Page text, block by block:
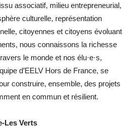
associatif, milieu entrepreneurial,
culturelle, représentation
citoyennes et citoyens évoluant
nous connaissons la richesse
le monde et nos élu·e·s,
d’EELV Hors de France, se
construire, ensemble, des projets
en commun et résilient.
Les Verts